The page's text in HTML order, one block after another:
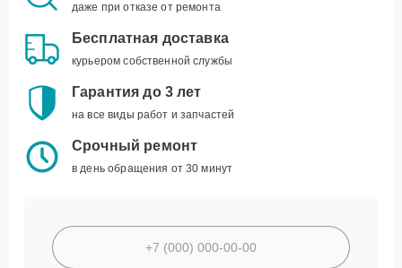
даже при отказе от ремонта
Бесплатная доставка
курьером собственной службы
Гарантия до 3 лет
на все виды работ и запчастей
Срочный ремонт
в день обращения от 30 минут